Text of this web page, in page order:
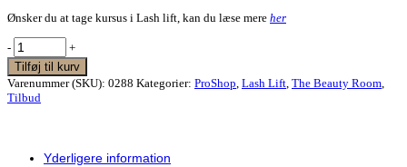
Ønsker du at tage kursus i Lash lift, kan du læse mere her
Lash
Lift
startkit
(20-
30
-
+
Tilføj til kurv
Varenummer (SKU): 0288 Kategorier: ProShop, Lash Lift, The Beauty Room,
Tilbud
Yderligere information